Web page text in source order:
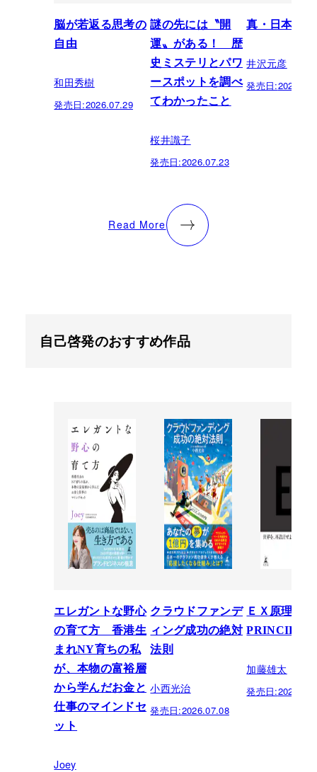
脳が若返る思考の
自由
和田秀樹
発売日:2026.07.29
謎の先には〝開
運〟がある！ 歴
史ミステリとパワ
ースポットを調べ
てわかったこと
桜井識子
発売日:2026.07.23
真・日本の
井沢元彦
発売日:
Read More
自己啓発のおすすめ作品
エレガントな野心
の育て方 香港生
まれNY育ちの私
が、本物の富裕層
から学んだお金と
仕事のマインドセ
ット
Joey
クラウドファンデ
ィング成功の絶対
法則
小西光治
発売日:2026.07.08
ＥＸ原理
PRINCIPLE
加藤雄太
発売日: